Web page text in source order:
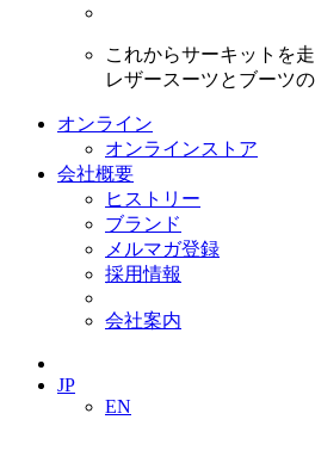
これからサーキットを
レザースーツとブーツ
オンライン
オンラインストア
会社概要
ヒストリー
ブランド
メルマガ登録
採用情報
会社案内
JP
EN